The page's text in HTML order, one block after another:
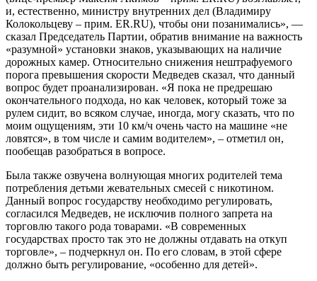
и, естественно, министру внутренних дел (Владимиру
Колокольцеву – прим. ER.RU), чтобы они позанимались», —
сказал Председатель Партии, обратив внимание на важность
«разумной» установки знаков, указывающих на наличие
дорожных камер. Относительно снижения нештрафуемого
порога превышения скорости Медведев сказал, что данный
вопрос будет проанализирован. «Я пока не предрешаю
окончательного подхода, но как человек, который тоже за
рулем сидит, во всяком случае, иногда, могу сказать, что по
моим ощущениям, эти 10 км/ч очень часто на машине «не
ловятся», в том числе и самим водителем», – отметил он,
пообещав разобраться в вопросе.
Была также озвучена волнующая многих родителей тема
потребления детьми жевательных смесей с никотином.
Данный вопрос государству необходимо регулировать,
согласился Медведев, не исключив полного запрета на
торговлю такого рода товарами. «В современных
государствах просто так это не должны отдавать на откуп
торговле», – подчеркнул он. По его словам, в этой сфере
должно быть регулирование, «особенно для детей».